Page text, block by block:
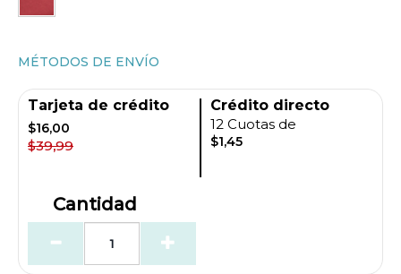
MÉTODOS DE ENVÍO
Tarjeta de crédito
$16,00
$39,99
Crédito directo
12 Cuotas de
$1,45
Cantidad